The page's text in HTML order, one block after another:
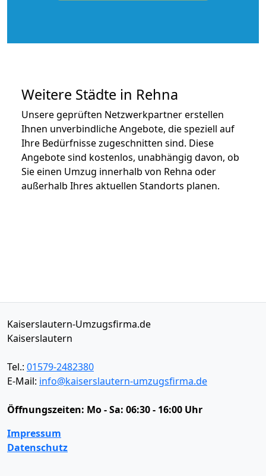
Weitere Städte in Rehna
Unsere geprüften Netzwerkpartner erstellen
Ihnen unverbindliche Angebote, die speziell auf
Ihre Bedürfnisse zugeschnitten sind. Diese
Angebote sind kostenlos, unabhängig davon, ob
Sie einen Umzug innerhalb von Rehna oder
außerhalb Ihres aktuellen Standorts planen.
Kaiserslautern-Umzugsfirma.de
Kaiserslautern
Tel.: 01579-2482380
E-Mail: info@kaiserslautern-umzugsfirma.de
Öffnungszeiten: Mo - Sa: 06:30 - 16:00 Uhr
Impressum
Datenschutz